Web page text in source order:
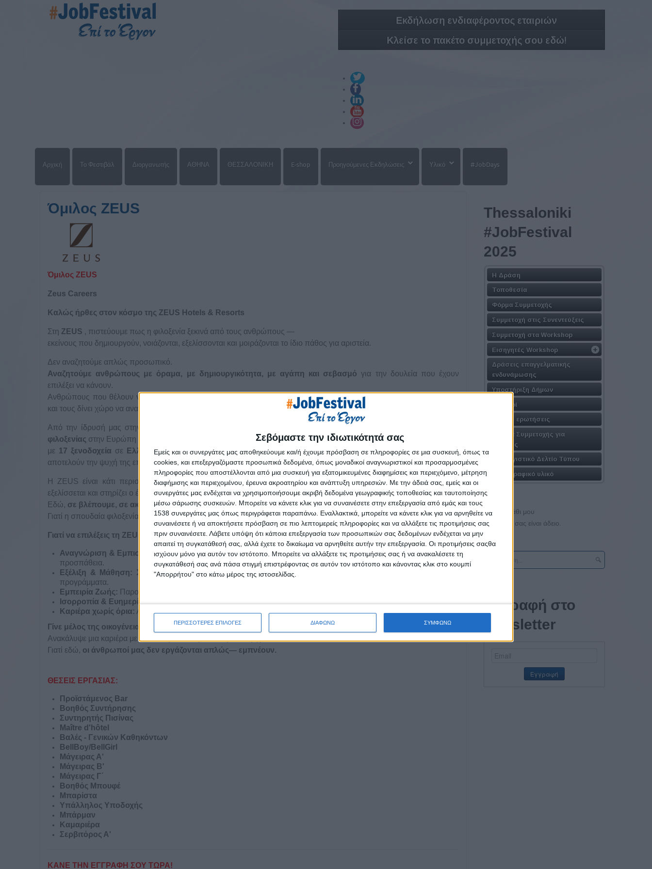
Σεβόμαστε την ιδιωτικότητά σας
Εμείς και οι συνεργάτες μας αποθηκεύουμε και/ή έχουμε πρόσβαση σε πληροφορίες σε μια συσκευή, όπως τα
cookies, και επεξεργαζόμαστε προσωπικά δεδομένα, όπως μοναδικοί αναγνωριστικοί και προσαρμοσμένες
πληροφορίες που αποστέλλονται από μια συσκευή για εξατομικευμένες διαφημίσεις και περιεχόμενο, μέτρηση
διαφήμισης και περιεχομένου, έρευνα ακροατηρίου και ανάπτυξη υπηρεσιών. Με την άδειά σας, εμείς και οι
συνεργάτες μας ενδέχεται να χρησιμοποιήσουμε ακριβή δεδομένα γεωγραφικής τοποθεσίας και ταυτοποίησης
μέσω σάρωσης συσκευών. Μπορείτε να κάνετε κλικ για να συναινέσετε στην επεξεργασία από εμάς και τους
1538 συνεργάτες μας όπως περιγράφεται παραπάνω. Εναλλακτικά, μπορείτε να κάνετε κλικ για να αρνηθείτε να
συναινέσετε ή να αποκτήσετε πρόσβαση σε πιο λεπτομερείς πληροφορίες και να αλλάξετε τις προτιμήσεις σας
πριν συναινέσετε. Λάβετε υπόψη ότι κάποια επεξεργασία των προσωπικών σας δεδομένων ενδέχεται να μην
απαιτεί τη συγκατάθεσή σας, αλλά έχετε το δικαίωμα να αρνηθείτε αυτήν την επεξεργασία. Οι προτιμήσεις σαςθα
ισχύουν μόνο για αυτόν τον ιστότοπο. Μπορείτε να αλλάξετε τις προτιμήσεις σας ή να ανακαλέσετε τη
συγκατάθεσή σας ανά πάσα στιγμή επιστρέφοντας σε αυτόν τον ιστότοπο και κάνοντας κλικ στο κουμπί
"Απορρήτου" στο κάτω μέρος της ιστοσελίδας.
ΠΕΡΙΣΣΟΤΕΡΕΣ ΕΠΙΛΟΓΕΣ ΔΙΑΦΩΝΩ ΣΥΜΦΩΝΩ
Εκδήλωση ενδιαφέροντος εταιριών
Κλείσε το πακέτο συμμετοχής σου εδώ!
Αρχική Το Φεστιβάλ Διοργανωτής ΑΘΗΝΑ ΘΕΣΣΑΛΟΝΙΚΗ E-shop Προηγούμενες Εκδηλώσεις Υλικό #JobDays
Όμιλος ZEUS
Όμιλος ZEUS
Zeus Careers
Καλώς ήρθες στον κόσμο της ZEUS Hotels & Resorts
Στη ZEUS , πιστεύουμε πως η φιλοξενία ξεκινά από τους ανθρώπους —
εκείνους που δημιουργούν, νοιάζονται, εξελίσσονται και μοιράζονται το ίδιο πάθος για αριστεία.
Δεν αναζητούμε απλώς προσωπικό.
Αναζητούμε ανθρώπους με όραμα, με δημιουργικότητα, με αγάπη και σεβασμόγια την δουλεία που έχουν
επιλέξει να κάνουν.
Ανθρώπους που θέλουν να συνεισφέρουν σε έναν όμιλο που εμπιστεύεται το ταλέντο τους, επενδύει στη γνώση τους
και τους δίνει χώρο να αναπτυχθούν.
Από την ίδρυσή μας στην Αθήνα το
φιλοξενίας στην Ευρώπη —
με 17 ξενοδοχεία σε Ελλάδα, Ιταλία, Ρουμανία και Κύπρο, και περισσότερα από2.000 μέλη προσωπικούπου
αποτελούν την ψυχή της επιτυχίας μας.
Η ZEUS είναι κάτι περισσότερο από ένας εργοδότης· είναιμια κοινότητα ανθρώπωνπου μεγαλώνει, μαθαίνει,
εξελίσσεται και στηρίζει ο ένας τον άλλον.
Εδώ, σε βλέπουμε, σε ακούμε, σε εκτιμούμε.
Γιατί η σπουδαία φιλοξενία ξεκινά πάντα από σπουδαίους ανθρώπους — και στη ZEUS, αυτό είναι η φιλοσοφία μας.
Γιατί να επιλέξεις τη ZEUS
Αναγνώριση & Εμπιστοσύνη:Εργασία σε έναν Όμιλο που εκτιμά τη συνεισφορά κάθε μέλους και επιβραβεύει την
προσπάθεια.
Εξέλιξη & Μάθηση: Συνεχής εκπαίδευση, workshops και ευκαιρίες ανάπτυξης μέσα από εσωτερικά και διεθνή
προγράμματα.
Εμπειρία Ζωής: Παροχές διαμονής, γευμάτων και εκπτώσεων που κάνουν την καθημερινότητά σου πιο όμορφη.
Ισορροπία & Ευημερία:
Καριέρα χωρίς όρια: Από την πρώτη ημέρα, σχεδιάζουμε μαζί την επόμενη σου επιτυχία.
Γίνε μέλος της οικογένειας
ZEUS International Hotels & Resorts.
Ανακάλυψε μια καριέρα με ουσία, προοπτική και ανθρώπινη φροντίδα.
Γιατί εδώ, οι άνθρωποί μας δεν εργάζονται απλώς— εμπνέουν.
ΘΕΣΕΙΣ ΕΡΓΑΣΙΑΣ:
Προϊστάμενος Bar
Βοηθός Συντήρησης
Συντηρητής Πισίνας
Maître d'hôtel
Βαλές - Γενικών Καθηκόντων
BellBoy/BellGirl
Μάγειρας Α'
Μάγειρας Β'
Μάγειρας Γ΄
Βοηθός Μπουφέ
Μπαρίστα
Υπάλληλος Υποδοχής
Μπάρμαν
Καμαριέρα
Σερβιτόρος Α'
ΚΑΝΕ ΤΗΝ ΕΓΓΡΑΦΗ ΣΟΥ ΤΩΡΑ!
Thessaloniki
#JobFestival
2025
Η Δράση
Τοποθεσία
Φόρμα Συμμετοχής
Συμμετοχή στις Συνεντεύξεις
Συμμετοχή στα Workshop
Εισηγητές Workshop
Δράσεις επαγγελματικής
ενδυνάμωσης
Υποστήριξη Δήμων
Χορηγοί
Συχνές ερωτήσεις
Πακέτα Συμμετοχής για
Εταιρίες
Απολογιστικό Δελτίο Τύπου
Φωτογραφικό υλικό
Το καλάθι μου
Το καλάθι σας είναι άδειο.
Εγγραφή στο
newsletter